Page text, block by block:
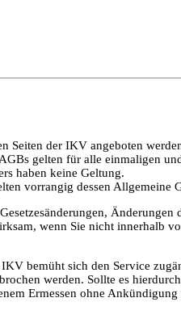
Seiten der IKV angeboten
gelten für alle einmaligen
haben keine Geltung.
vorrangig dessen Allgemeine
wenn Sie nicht innerhalb
bemüht sich den Service
werden. Sollte es
Ermessen ohne